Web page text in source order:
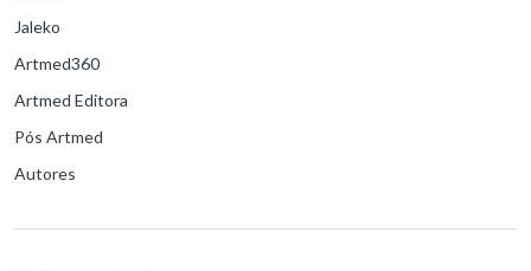
Jaleko
Artmed360
Artmed Editora
Pós Artmed
Autores